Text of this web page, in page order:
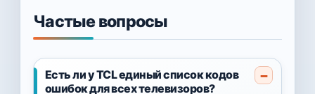
Частые вопросы
Есть ли у TCL единый список кодов
ошибок для всех телевизоров?